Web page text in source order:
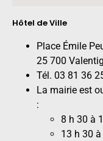
Hôtel de Ville
Place Émile
25 700
Tél. 03 81 36
La mairie est
:
8 h 30 à
13 h 30